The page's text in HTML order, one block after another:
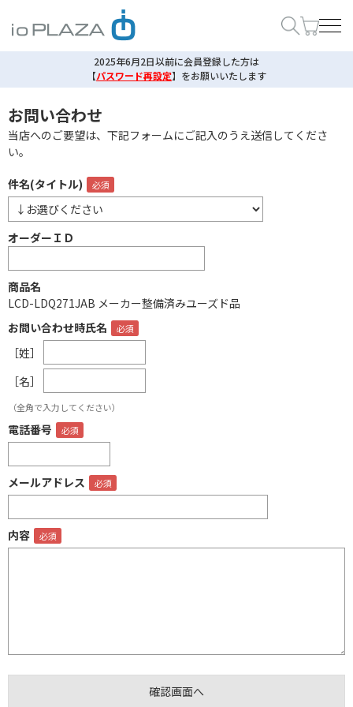
2025年6月2日以前に会員登録した方は
【パスワード再設定】 をお願いいたします
お問い合わせ
当店へのご要望は、下記フォームにご記入のうえ送信してくださ
い。
件名(タイトル)
オーダーＩＤ
商品名
LCD-LDQ271JAB メーカー整備済みユーズド品
お問い合わせ時氏名
［姓］
［名］
（全角で入力してください）
電話番号
メールアドレス
内容